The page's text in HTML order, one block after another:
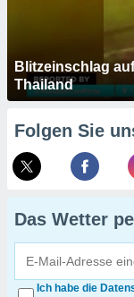
Blitzeinschlag
Thailand
Folgen Sie
Das Wetter
Ich habe die